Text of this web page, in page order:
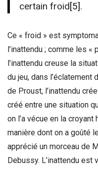
certain froid[5].
Ce « froid » est
l’inattendu ; comme les
l’inattendu creuse la
du jeu, dans l’éclatement
de Proust, l’inattendu
créé entre une situation
on l’a vécue en la
manière dont on a goûté
apprécié un morceau de
Debussy. L’inattendu est